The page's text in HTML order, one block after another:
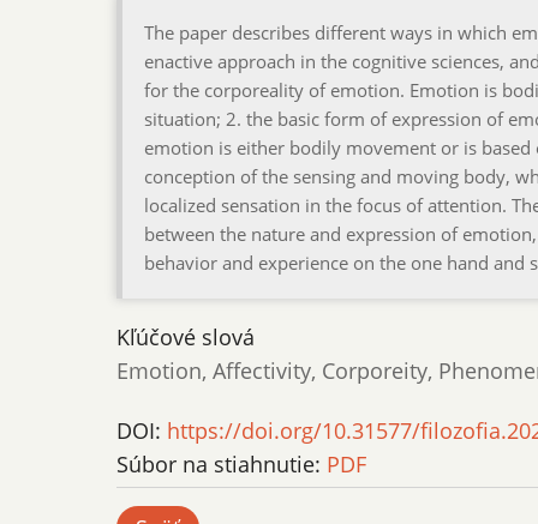
The paper describes different ways in which
enactive approach in the cognitive sciences,
for the corporeality of emotion. Emotion is
situation; 2. the basic form of expression of
emotion is either bodily movement or is
conception of the sensing and moving body,
localized sensation in the focus of attention.
between the nature and expression of
behavior and experience on the one hand and
Kľúčové slová
Emotion, Affectivity, Corporeity,
DOI: https://doi.org/10.31577/
Súbor na stiahnutie: PDF